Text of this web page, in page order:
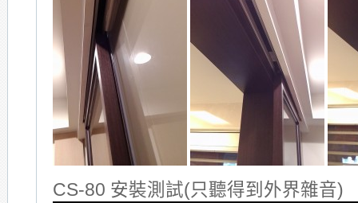
CS-80 安裝測試(只聽得到外界雜音)